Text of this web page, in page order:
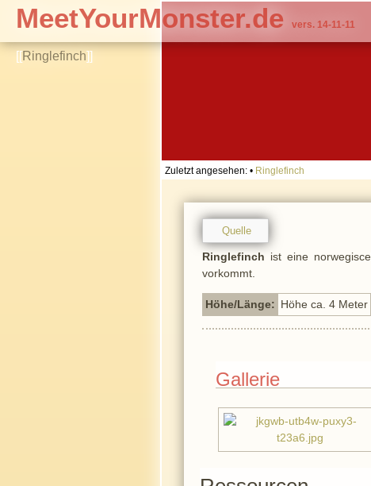
[[Ringlefinch]]
MeetYourMonster.de vers. 14-11-11
Zuletzt angesehen: • Ringlefinch
Quelle
Ringlefinch ist eine
vorkommt.
Höhe/Länge: Höhe ca. 4 Meter
Gallerie